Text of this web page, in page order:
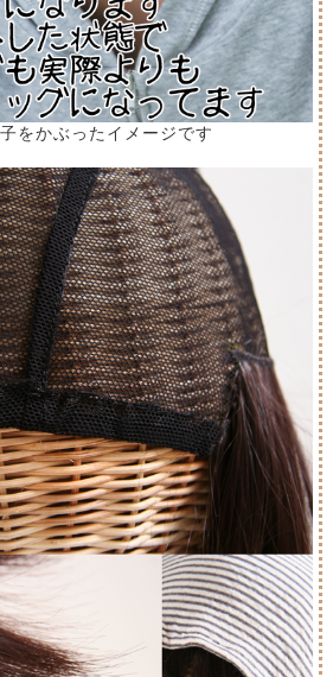
をかぶったイメージです